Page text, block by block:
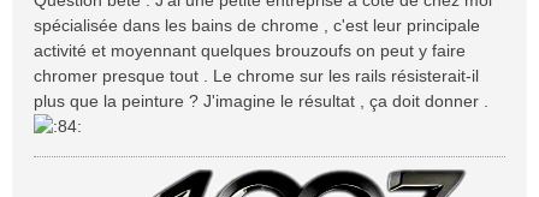
g
e
spécialisée dans les bains de chrome , c'est leur principale
activité et moyennant quelques brouzoufs on peut y faire
chromer presque tout . Le chrome sur les rails résisterait-il
plus que la peinture ? J'imagine le résultat , ça doit donner .